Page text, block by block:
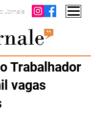
Jornale
Trabalhador
vagas